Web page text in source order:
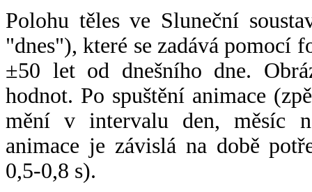
Polohu těles ve Sluneční
"dnes"), které se zadává pomocí
±50 let od dnešního dne.
hodnot. Po spuštění animace
mění v intervalu den, měsíc
animace je závislá na době
0,5-0,8 s).